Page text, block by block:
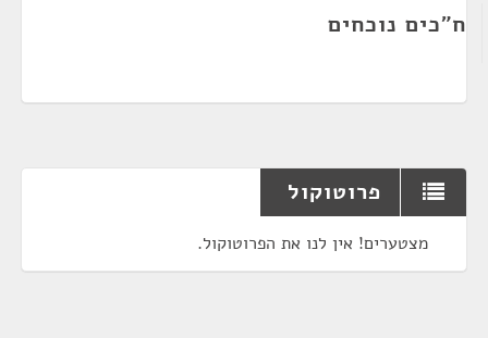
ח"כים נוכחים
פרוטוקול
מצטערים! אין לנו את הפרוטוקול.